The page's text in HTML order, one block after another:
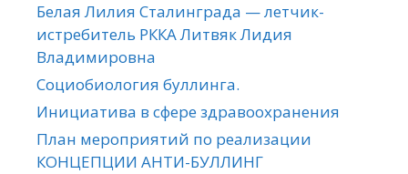
Белая Лилия Сталинграда — летчик-
истребитель РККА Литвяк Лидия
Владимировна
Социобиология буллинга.
Инициатива в сфере здравоохранения
План мероприятий по реализации
КОНЦЕПЦИИ АНТИ-БУЛЛИНГ